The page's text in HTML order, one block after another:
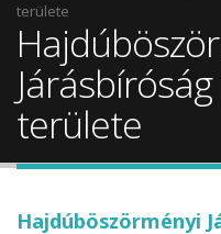
területe
területe
Hajdúböszörményi